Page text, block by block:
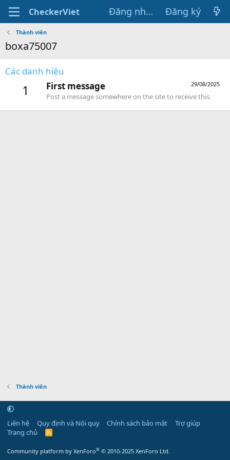
CheckerViet Đăng nhập Đăng ký
Thành viên
boxa75007
Các danh hiệu
1 29/08/2025
First message
Post a message somewhere on the site to receive this.
Thành viên
Liên hệ Quy định và Nội quy Chính sách bảo mật
Trợ giúp
Trang chủ
R
Community platform by XenForo® © 2010-2025 XenForo Ltd.